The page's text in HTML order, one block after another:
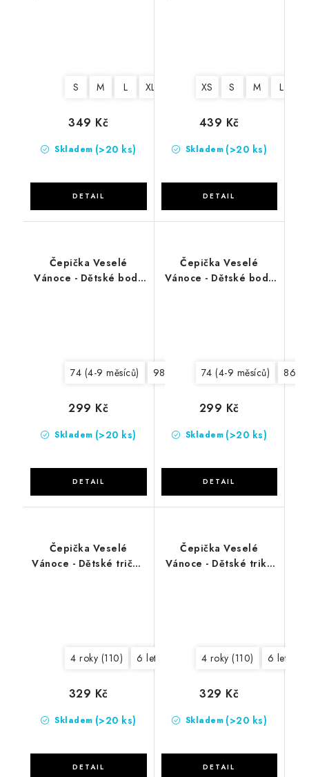
S M L XL
Skladem (>20 ks)
349 Kč
XS S M L
Skladem (>20 ks)
439 Kč
Čepička Veselé
Vánoce - Dětské body
74 (4-9 měsíců) 98 (20-36 měsíců) 62 (0-3
Skladem (>20 ks)
299 Kč
Čepička Veselé
Vánoce - Dětské body
74 (4-9 měsíců) 86
Skladem (>20 ks)
299 Kč
Čepička Veselé
Vánoce - Dětské tričko
4 roky (110) 6 let (122) 8 let (134) 10 let (146)
Skladem (>20 ks)
329 Kč
Čepička Veselé
Vánoce - Dětské triko
4 roky (110) 6 let
Skladem (>20 ks)
329 Kč